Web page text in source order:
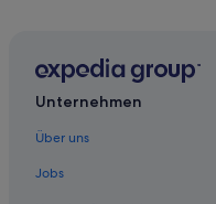
Strand in Opatija
Unternehmen
Über uns
Jobs